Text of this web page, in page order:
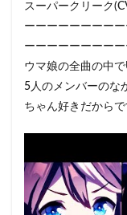
スーパークリーク
ーーーーーーーー
ーーーーーーーー
ウマ娘の全曲の中
5人のメンバーのな
ちゃん好きだからで